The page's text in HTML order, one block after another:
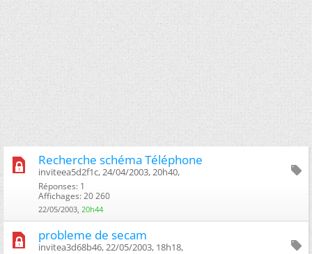
Recherche schéma Téléphone
inviteea5d2f1c, 24/04/2003, 20h40, ‎
Réponses: 1
Affichages: 20 260
22/05/2003, 20h44
probleme de secam
invitea3d68b46, 22/05/2003, 18h18, ‎